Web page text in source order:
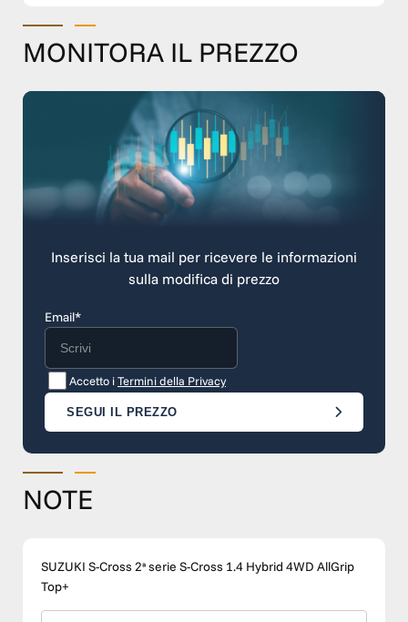
MONITORA IL PREZZO
Inserisci la tua mail per ricevere le informazioni
sulla modifica di prezzo
Email*
Accetto iTermini della Privacy
SEGUI IL PREZZO
NOTE
SUZUKI S-Cross 2ª serie S-Cross 1.4 Hybrid 4WD AllGrip
Top+